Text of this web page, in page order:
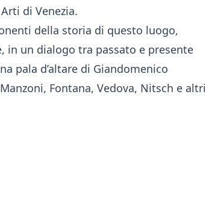
di Venezia.
della storia di questo luogo,
un dialogo tra passato e presente
pala d’altare di Giandomenico
Fontana, Vedova, Nitsch e altri